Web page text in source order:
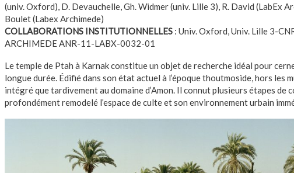
(univ. Oxford), D. Devauchelle, Gh. Widmer (univ. Lille 3), R. David (LabEx
Boulet (Labex Archimede)
COLLABORATIONS INSTITUTIONNELLES : Univ. Oxford, Univ. Lille 3-
ARCHIMEDE ANR-11-LABX-0032-01
Le temple de Ptah à Karnak constitue un objet de recherche idéal pour
longue durée. Édifié dans son état actuel à l’époque thoutmoside, hors les
intégré que tardivement au domaine d’Amon. Il connut plusieurs étapes de
profondément remodelé l’espace de culte et son environnement urbain